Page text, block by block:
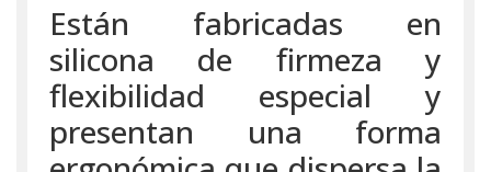
Están fabricadas en
silicona de firmeza y
flexibilidad especial y
presentan una forma